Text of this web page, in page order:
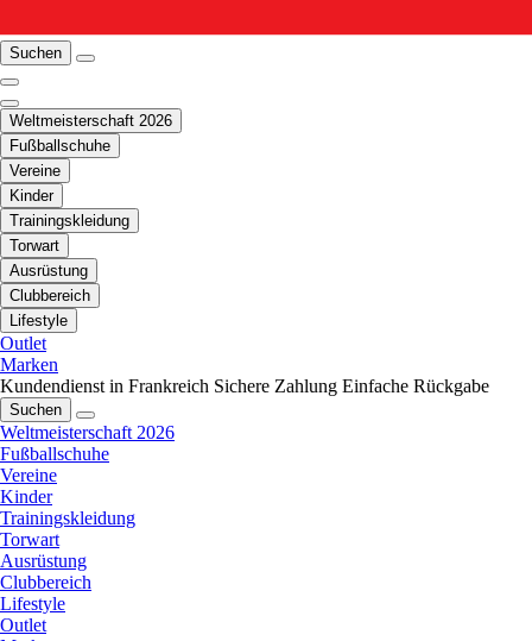
Suchen
Weltmeisterschaft 2026
Fußballschuhe
Vereine
Kinder
Trainingskleidung
Torwart
Ausrüstung
Clubbereich
Lifestyle
Outlet
Marken
Kundendienst in Frankreich Sichere Zahlung Einfache Rückgabe
Suchen
Weltmeisterschaft 2026
Fußballschuhe
Vereine
Kinder
Trainingskleidung
Torwart
Ausrüstung
Clubbereich
Lifestyle
Outlet